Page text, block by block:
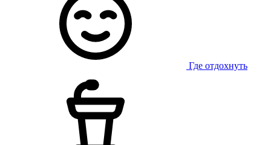
Где отдохнуть